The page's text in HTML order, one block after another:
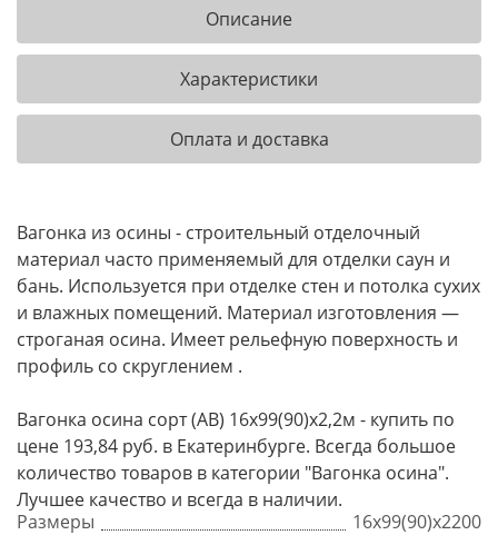
Описание
Характеристики
Оплата и доставка
Вагонка из осины - строительный отделочный
материал часто применяемый для отделки саун и
бань. Используется при отделке стен и потолка сухих
и влажных помещений. Материал изготовления —
строганая осина. Имеет рельефную поверхность и
профиль со скруглением .
Вагонка осина сорт (АВ) 16х99(90)х2,2м - купить по
цене 193,84 руб. в Екатеринбурге. Всегда большое
количество товаров в категории "Вагонка осина".
Лучшее качество и всегда в наличии.
Размеры
16х99(90)х2200